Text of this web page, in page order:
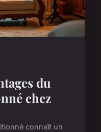
du
chez
connaît un